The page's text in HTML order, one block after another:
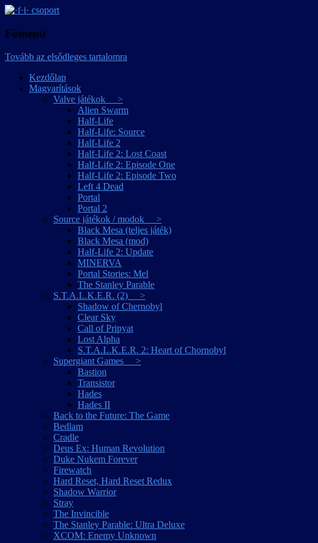
·f·i· csoport
Főmenü
Tovább az elsődleges tartalomra
Kezdőlap
Magyarítások
Valve játékok >
Alien Swarm
Half-Life
Half-Life: Source
Half-Life 2
Half-Life 2: Lost Coast
Half-Life 2: Episode One
Half-Life 2: Episode Two
Left 4 Dead
Portal
Portal 2
Source játékok / modok >
Black Mesa (teljes játék)
Black Mesa (mod)
Half-Life 2: Update
MINERVA
Portal Stories: Mel
The Stanley Parable
S.T.A.L.K.E.R. (2) >
Shadow of Chernobyl
Clear Sky
Call of Pripyat
Lost Alpha
S.T.A.L.K.E.R. 2: Heart of Chornobyl
Supergiant Games >
Bastion
Transistor
Hades
Hades II
Back to the Future: The Game
Bedlam
Cradle
Deus Ex: Human Revolution
Duke Nukem Forever
Firewatch
Hard Reset, Hard Reset Redux
Shadow Warrior
Stray
The Invincible
The Stanley Parable: Ultra Deluxe
XCOM: Enemy Unknown